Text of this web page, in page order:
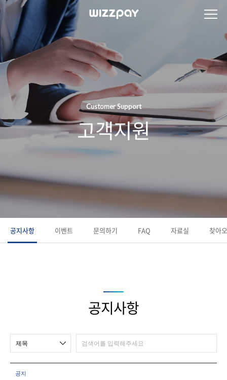
Customer Support
고객지원
공지사항 이벤트 문의하기 FAQ 자료실 찾아
공지사항
공지